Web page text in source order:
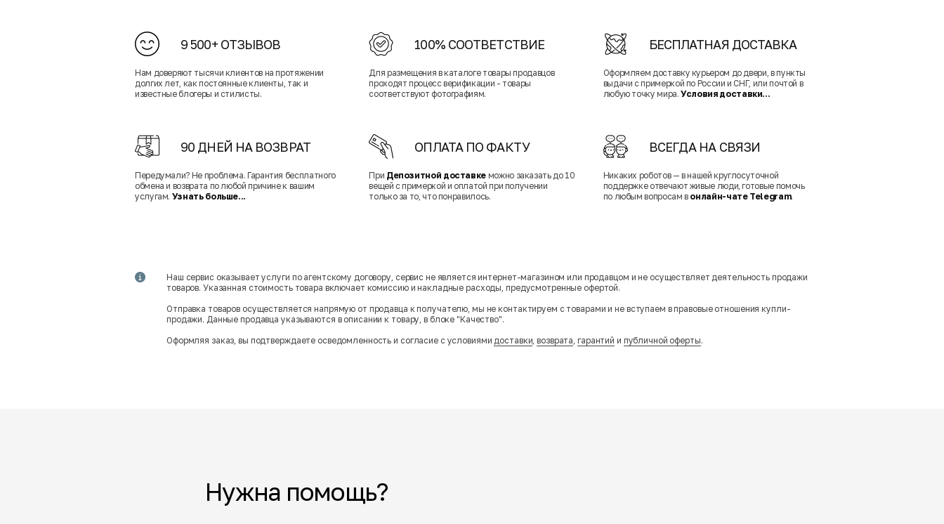
9 500+ ОТЗЫВОВ
Нам доверяют тысячи клиентов на протяжении
долгих лет, как постоянные клиенты, так и
известные блогеры и стилисты.
100% СООТВЕТСТВИЕ
Для размещения в каталоге товары продавцов
проходят процесс верификации - товары
соответствуют фотографиям.
БЕСПЛАТНАЯ ДОСТАВКА
Оформляем доставку курьером до двери, в пункты
выдачи с примеркой по России и СНГ, или почтой в
любую точку мира.Условия доставки...
90 ДНЕЙ НА ВОЗВРАТ
Передумали? Не проблема. Гарантия бесплатного
обмена и возврата по любой причине к вашим
услугам. Узнать больше...
ОПЛАТА ПО ФАКТУ
При Депозитной доставке можно заказать до 10
вещей с примеркой и оплатой при получении
только за то, что понравилось.
ВСЕГДА НА СВЯЗИ
Никаких роботов — в нашей круглосуточной
поддержке отвечают живые люди, готовые помочь
по любым вопросам в онлайн-чате Telegram.
Наш сервис оказывает услуги по агентскому договору, сервис не является интернет-магазином или продавцом и не осуществляет деятельность продажи
товаров. Указанная стоимость товара включает комиссию и накладные расходы, предусмотренные офертой.
Отправка товаров осуществляется напрямую от продавца к получателю, мы не контактируем с товарами и не вступаем в правовые отношения купли-
продажи. Данные продавца указываются в описании к товару, в блоке "Качество".
Оформляя заказ, вы подтверждаете осведомленность и согласие с условиямидоставки,возврата, гарантий и публичной оферты.
Нужна помощь?